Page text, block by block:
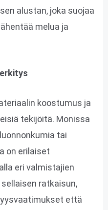
alustan, joka suojaa
melua ja
koostumus ja
tekijöitä. Monissa
tai
on erilaiset
eri valmistajien
ratkaisun,
että